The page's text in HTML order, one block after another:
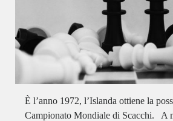
È l’anno 1972, l’Islanda ottiene la
Campionato Mondiale di Scacchi. A